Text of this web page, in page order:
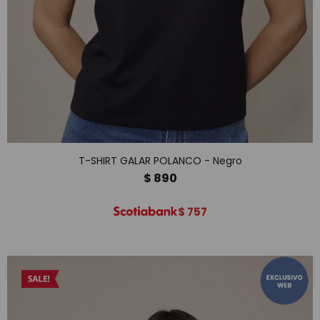
T-SHIRT GALAR POLANCO - Negro
$ 890
$ 757